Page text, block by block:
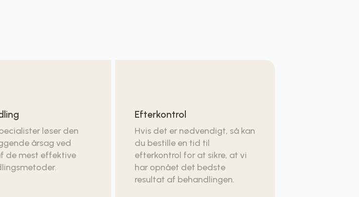
løser den
årsag ved
de mest effektive
Efterkontrol
Hvis det er nødvendigt, så kan
du bestille en tid til
efterkontrol for at sikre, at vi
har opnået det bedste
resultat af behandlingen.